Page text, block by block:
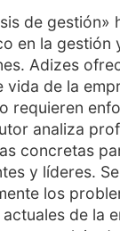
de gestión»
en la gestión
Adizes
de la
requieren
analiza
concretas
y líderes.
los
de la